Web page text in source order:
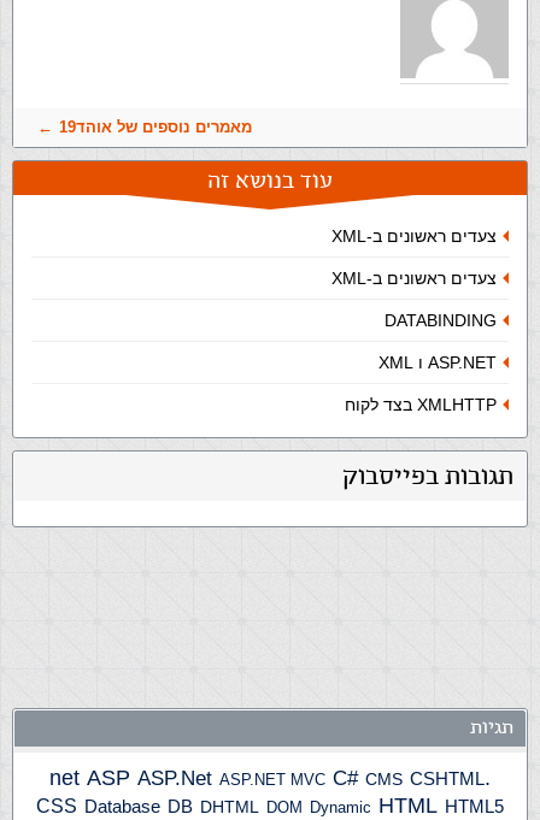
מאמרים נוספים של אוהד19
עוד בנושא זה
צעדים ראשונים ב-XML
צעדים ראשונים ב-XML
DATABINDING
ASP.NET ו XML
XMLHTTP בצד לקוח
תגובות בפייסבוק
תגיות
.net
ASP ASP.Net ASP.NET MVC C# CMS CSHTML
CSS Database DB DHTML DOM Dynamic HTML HTML5